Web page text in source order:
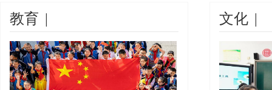
教育 | 文化 |